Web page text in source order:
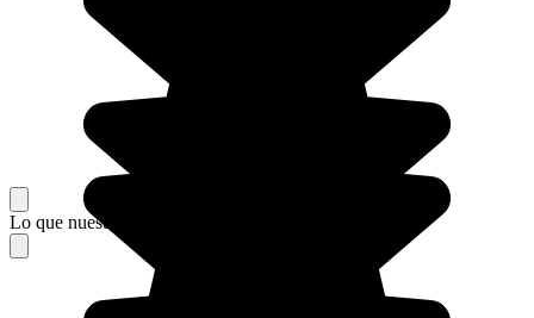
Lo que nuestros viajeros piensan de su estancia